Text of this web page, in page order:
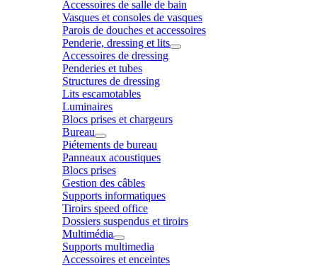
Accessoires de salle de bain
Vasques et consoles de vasques
Parois de douches et accessoires
Penderie, dressing et lits
Accessoires de dressing
Penderies et tubes
Structures de dressing
Lits escamotables
Luminaires
Blocs prises et chargeurs
Bureau
Piétements de bureau
Panneaux acoustiques
Blocs prises
Gestion des câbles
Supports informatiques
Tiroirs speed office
Dossiers suspendus et tiroirs
Multimédia
Supports multimedia
Accessoires et enceintes